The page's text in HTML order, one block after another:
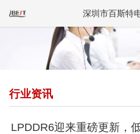
行业资讯
LPDDR6迎来重磅更新，
深圳市百斯特